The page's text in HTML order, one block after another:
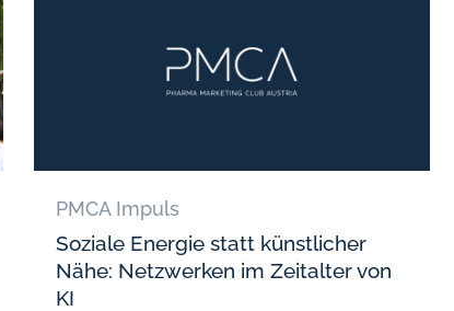
PMCA Impuls
Soziale Energie statt künstlicher
Nähe: Netzwerken im Zeitalter von
KI